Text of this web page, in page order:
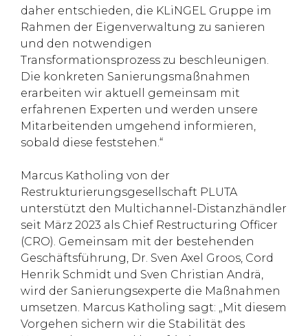
daher entschieden, die KLiNGEL Gruppe im
Rahmen der Eigenverwaltung zu sanieren
und den notwendigen
Transformationsprozess zu beschleunigen.
Die konkreten Sanierungsmaßnahmen
erarbeiten wir aktuell gemeinsam mit
erfahrenen Experten und werden unsere
Mitarbeitenden umgehend informieren,
sobald diese feststehen.“
Marcus Katholing von der
Restrukturierungsgesellschaft PLUTA
unterstützt den Multichannel-Distanzhändler
seit März 2023 als Chief Restructuring Officer
(CRO). Gemeinsam mit der bestehenden
Geschäftsführung, Dr. Sven Axel Groos, Cord
Henrik Schmidt und Sven Christian Andrä,
wird der Sanierungsexperte die Maßnahmen
umsetzen. Marcus Katholing sagt: „Mit diesem
Vorgehen sichern wir die Stabilität des